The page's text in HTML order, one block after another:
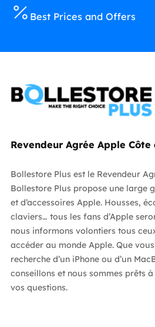
Best Prices and Offers
Revendeur Agrée Apple Côte
Bollestore Plus est le Revendeur
Bollestore Plus propose une large
et d’accessoires Apple. Housses,
claviers… tous les fans d’Apple
nous informons volontiers tous
accéder au monde Apple. Que
recherche d’un iPhone ou d’un
conseillons et nous sommes prêts
vos questions.